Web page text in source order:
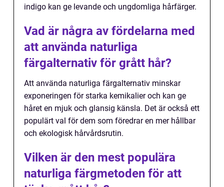
indigo kan ge levande och ungdomliga hårfärger.
Vad är några av fördelarna med
att använda naturliga
färgalternativ för grått hår?
Att använda naturliga färgalternativ minskar
exponeringen för starka kemikalier och kan ge
håret en mjuk och glansig känsla. Det är också ett
populärt val för dem som föredrar en mer hållbar
och ekologisk hårvårdsrutin.
Vilken är den mest populära
naturliga färgmetoden för att